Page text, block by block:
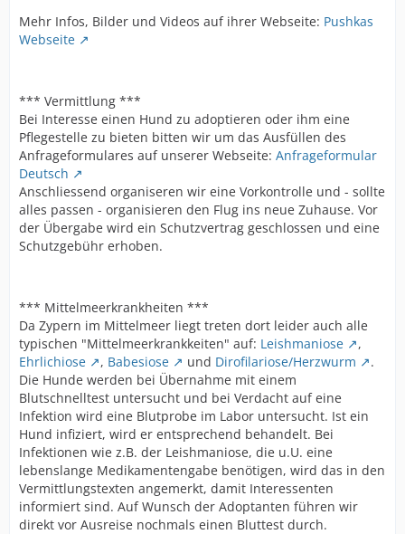
Mehr Infos, Bilder und Videos auf ihrer Webseite: Pushkas
Webseite
*** Vermittlung ***
Bei Interesse einen Hund zu adoptieren oder ihm eine
Pflegestelle zu bieten bitten wir um das Ausfüllen des
Anfrageformulares auf unserer Webseite: Anfrageformular
Deutsch
Anschliessend organiseren wir eine Vorkontrolle und - sollte
alles passen - organisieren den Flug ins neue Zuhause. Vor
der Übergabe wird ein Schutzvertrag geschlossen und eine
Schutzgebühr erhoben.
*** Mittelmeerkrankheiten ***
Da Zypern im Mittelmeer liegt treten dort leider auch alle
typischen "Mittelmeerkrankkeiten" auf: Leishmaniose
,
Ehrlichiose
, Babesiose und Dirofilariose/Herzwurm
.
Die Hunde werden bei Übernahme mit einem
Blutschnelltest untersucht und bei Verdacht auf eine
Infektion wird eine Blutprobe im Labor untersucht. Ist ein
Hund infiziert, wird er entsprechend behandelt. Bei
Infektionen wie z.B. der Leishmaniose, die u.U. eine
lebenslange Medikamentengabe benötigen, wird das in den
Vermittlungstexten angemerkt, damit Interessenten
informiert sind. Auf Wunsch der Adoptanten führen wir
direkt vor Ausreise nochmals einen Bluttest durch.